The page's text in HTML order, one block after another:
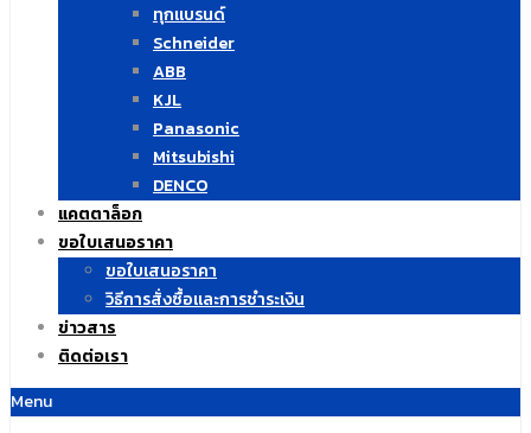
ทุกแบรนด์
Schneider
ABB
KJL
Panasonic
Mitsubishi
DENCO
แคตตาล็อก
ขอใบเสนอราคา
ขอใบเสนอราคา
วิธีการสั่งซื้อและการชำระเงิน
ข่าวสาร
ติดต่อเรา
Menu